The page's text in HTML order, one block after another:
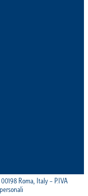
Roma, Italy – P.IVA